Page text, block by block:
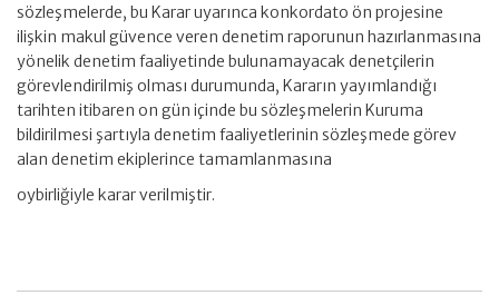
sözleşmelerde, bu Karar uyarınca konkordato ön projesine
ilişkin makul güvence veren denetim raporunun hazırlanmasına
yönelik denetim faaliyetinde bulunamayacak denetçilerin
görevlendirilmiş olması durumunda, Kararın yayımlandığı
tarihten itibaren on gün içinde bu sözleşmelerin Kuruma
bildirilmesi şartıyla denetim faaliyetlerinin sözleşmede görev
alan denetim ekiplerince tamamlanmasına
oybirliğiyle karar verilmiştir.